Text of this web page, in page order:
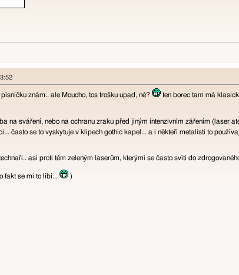
znám.. ale Moucho, tos trošku upad, né? ten borec tam má
na sváření, nebo na ochranu zraku před jiným intenzivním zářením (laser
často se to vyskytuje v klipech gothic kapel... a i někteří metalisti to
asi proti těm zeleným laserům, kterými se často svítí do
fakt se mi to líbí... )